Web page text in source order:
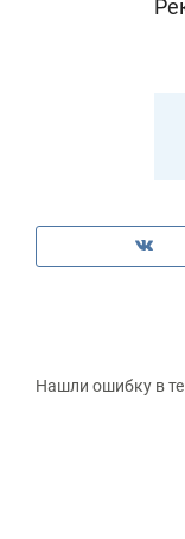
Нашли ошибку в